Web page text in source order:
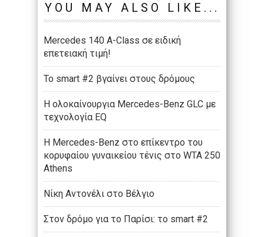
YOU MAY ALSO LIKE...
Mercedes 140 A-Class σε ειδική
επετειακή τιμή!
Το smart #2 βγαίνει στους δρόμους
Η ολοκαίνουργια Mercedes-Benz GLC με
τεχνολογία EQ
Η Mercedes-Benz στο επίκεντρο του
κορυφαίου γυναικείου τένις στο WTA 250
Athens
Νίκη Αντονέλι στο Βέλγιο
Στον δρόμο για το Παρίσι: το smart #2